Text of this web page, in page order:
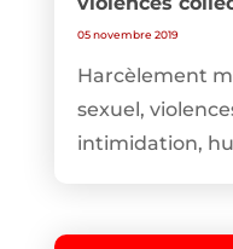
05 novembre 2019
Harcèlement
sexuel,
intimidation,